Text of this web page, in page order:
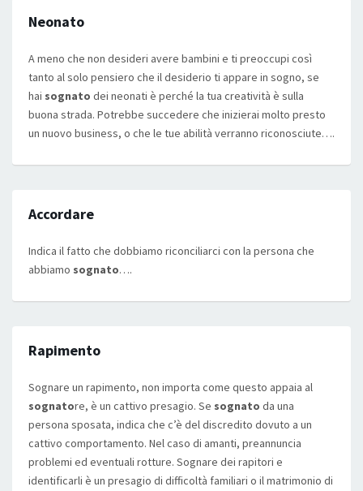
Neonato
A meno che non desideri avere bambini e ti preoccupi così
tanto al solo pensiero che il desiderio ti appare in sogno, se
hai sognato dei neonati è perché la tua creatività è sulla
buona strada. Potrebbe succedere che inizierai molto presto
un nuovo business, o che le tue abilità verranno riconosciute….
Accordare
Indica il fatto che dobbiamo riconciliarci con la persona che
abbiamo sognato….
Rapimento
Sognare un rapimento, non importa come questo appaia al
sognatore, è un cattivo presagio. Se sognato da una
persona sposata, indica che c’è del discredito dovuto a un
cattivo comportamento. Nel caso di amanti, preannuncia
problemi ed eventuali rotture. Sognare dei rapitori e
identificarli è un presagio di difficoltà familiari o il matrimonio di